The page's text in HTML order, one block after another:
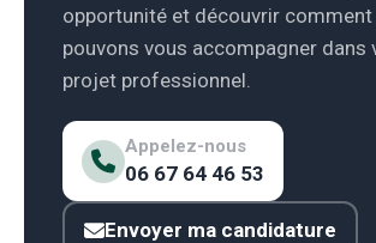
opportunité et découvrir comment
pouvons vous accompagner dans
projet professionnel.
Appelez-nous
06 67 64 46 53
Envoyer ma candidature